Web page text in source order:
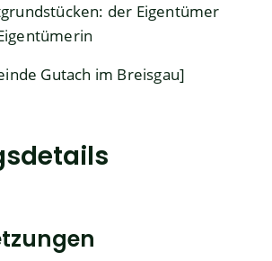
der Eigentümer
Gutach im Breisgau]